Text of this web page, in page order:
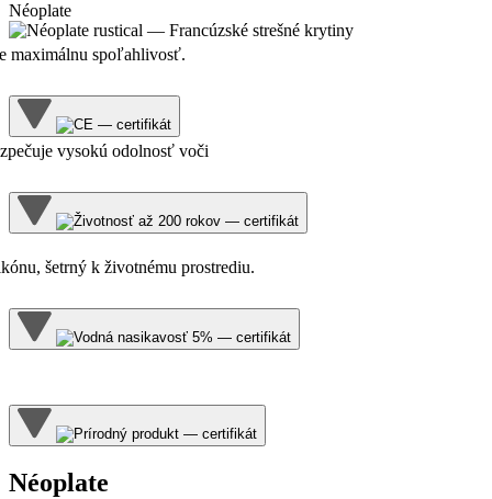
Néoplate
maximálnu spoľahlivosť.
vysokú odolnosť voči
šetrný k životnému prostrediu.
Néoplate